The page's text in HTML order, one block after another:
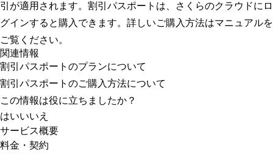
引が適用されます。割引パスポートは、さくらのクラウドにロ
グインすると購入できます。詳しいご購入方法はマニュアルを
ご覧ください。
関連情報
割引パスポートのプランについて
割引パスポートのご購入方法について
この情報は役に立ちましたか？
はいいいえ
サービス概要
さくらのクラウドの特長について教えてください。
料金・契約